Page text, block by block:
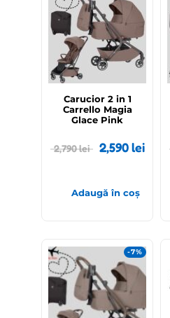
Carucior 2 in 1
Carrello Magia
Glace Pink
2,790lei 2,590lei
Adaugă în coș
-7%
Out of stock